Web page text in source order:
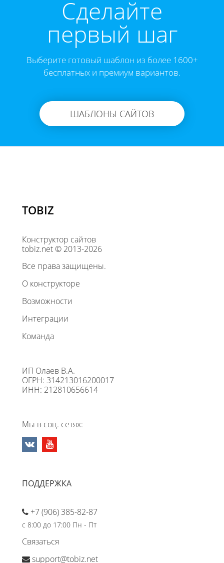
Cделайте
первый шаг
Выберите готовый шаблон из более 1600+
бесплатных и премиум вариантов.
ШАБЛОНЫ САЙТОВ
TOBIZ
Конструктор сайтов
tobiz.net © 2013-2026
Все права защищены.
О конструкторе
Возможности
Интеграции
Команда
ИП Олаев В.А.
ОГРН: 314213016200017
ИНН: 212810656614
Мы в соц. сетях:
ПОДДЕРЖКА
+7 (906) 385-82-87
с 8:00 до 17:00 Пн - Пт
Связаться
support@tobiz.net